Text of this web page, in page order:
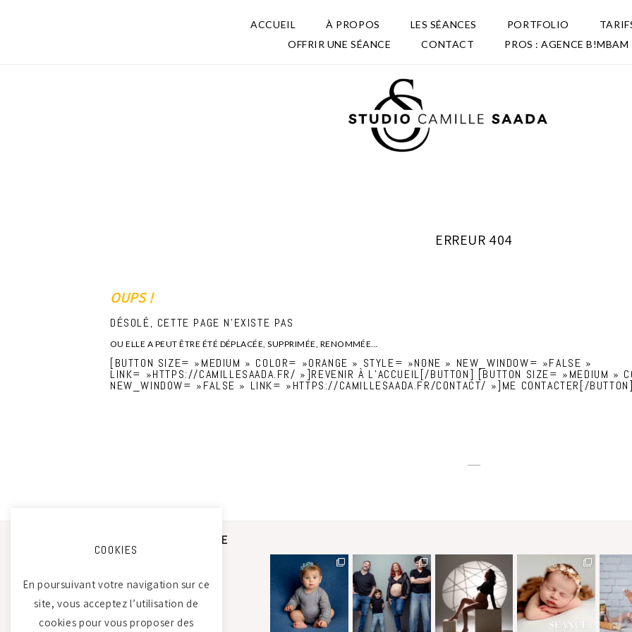
ACCUEIL À PROPOS LES SÉANCES PORTFOLIO
OFFRIR UNE SÉANCE
CONTACT PROS : AGENCE B!MBAM
ERREUR 404
OUPS !
DÉSOLÉ, CETTE PAGE N’EXISTE PAS
OU ELLE A PEUT ÊTRE ÉTÉ DÉPLACÉE, SUPPRIMÉE, RENOMMÉE…
[BUTTON SIZE= »MEDIUM » COLOR= »ORANGE » STYLE= »NONE » NEW_WINDOW= »FALSE »
LINK= »HTTPS://CAMILLESAADA.FR/ »]REVENIR À L’ACCUEIL[/BUTTON] [BUTTON SIZE= »MEDIUM »
NEW_WINDOW= »FALSE » LINK= »HTTPS://CAMILLESAADA.FR/CONTACT/ »]ME CONTACTER[/
STUDIO PHOTO CAMILLE
Atelier Tierdam
COOKIES
En poursuivant votre navigation sur ce
site, vous acceptez l’utilisation de
cookies pour vous proposer des